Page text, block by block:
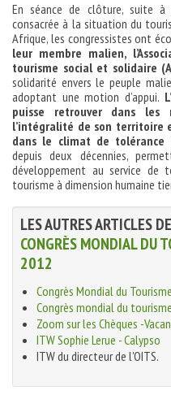
En séance de clôture, suite
consacrée à la situation du
Afrique, les congressistes ont
leur membre malien,
tourisme social et solidaire
solidarité envers le peuple
adoptant une motion d’appui.
puisse retrouver dans
l’intégralité de son territoire
dans le climat de tolérance
depuis deux décennies,
développement au service de
tourisme à dimension humaine
LES AUTRES ARTICLES
CONGRÈS MONDIAL DU
2012
Congrès Mondial du
Congrès mondial du
Zoom sur les Chèques -
ITW Sophie Lerue - Calypso
ITW du directeur de l'OITS.